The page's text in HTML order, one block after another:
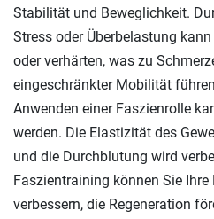
Stabilität und Beweglichkeit.
Stress oder Überbelastung
oder verhärten, was zu
eingeschränkter Mobilität
Anwenden einer Faszienrolle
werden. Die Elastizität des
und die Durchblutung wird
Faszientraining können Sie
verbessern, die Regeneration